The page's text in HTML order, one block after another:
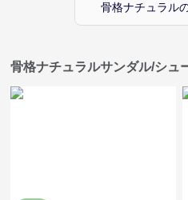
骨格ナチュラル
骨格ナチュラルサンダル/シュ